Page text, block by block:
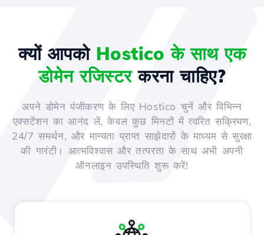
क्यों आपको Hostico के साथ एक
डोमेन रजिस्टरकरना चाहिए?
अपने डोमेन पंजीकरण के लिए Hostico चुनें और विभिन्न
एक्सटेंशन का आनंद लें, केवल कुछ मिनटों में त्वरित सक्रियण,
24/7 समर्थन, और मान्यता प्राप्त साझेदारों के माध्यम से सुरक्षा
की गारंटी। आत्मविश्वास और तत्परता के साथ अभी अपनी
ऑनलाइन उपस्थिति शुरू करें!